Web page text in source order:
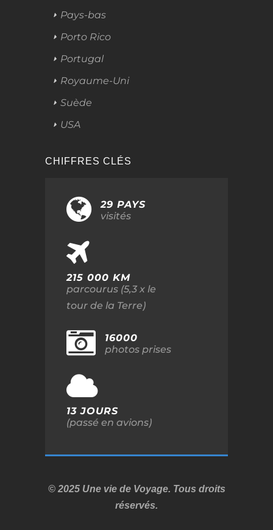
Pays-bas
Porto Rico
Portugal
Royaume-Uni
Suède
USA
CHIFFRES CLÉS
29 PAYS
visités
215 000 KM
parcourus (5,3 x le
tour de la Terre)
16000
photos prises
13 JOURS
(passé en avions)
© 2025 Une vie de Voyage. Tous droits
réservés.